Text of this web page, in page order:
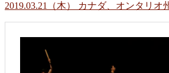
2019.03.21（木） カナダ、オンタリオ